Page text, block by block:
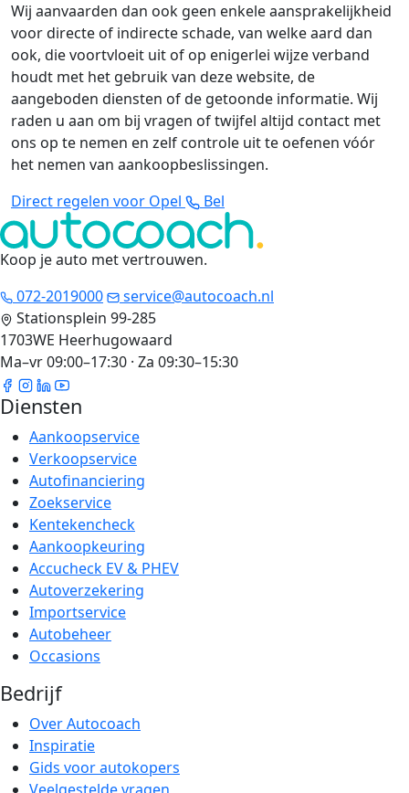
Wij aanvaarden dan ook geen enkele aansprakelijkheid
voor directe of indirecte schade, van welke aard dan
ook, die voortvloeit uit of op enigerlei wijze verband
houdt met het gebruik van deze website, de
aangeboden diensten of de getoonde informatie. Wij
raden u aan om bij vragen of twijfel altijd contact met
ons op te nemen en zelf controle uit te oefenen vóór
het nemen van aankoopbeslissingen.
Direct regelen voor Opel
Bel
Koop je auto met vertrouwen.
072-2019000
service@autocoach.nl
Stationsplein 99-285
1703WE Heerhugowaard
Ma–vr 09:00–17:30 · Za 09:30–15:30
Diensten
Aankoopservice
Verkoopservice
Autofinanciering
Zoekservice
Kentekencheck
Aankoopkeuring
Accucheck EV & PHEV
Autoverzekering
Importservice
Autobeheer
Occasions
Bedrijf
Over Autocoach
Inspiratie
Gids voor autokopers